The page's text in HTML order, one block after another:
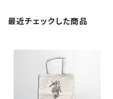
最近チェックした商品